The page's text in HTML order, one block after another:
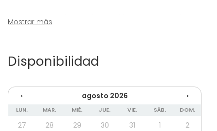
Masia Ventanell es un lugar idóneo para reuniones
de empresa, familiares o de grupos que buscan un
- Reuniones de empresa
- Bodas íntimas
- Reuniones familiares
- Rodajes/photo shooting
Mostrar más
Disponibilidad
‹ agosto 2026 ›
LUN. MAR. MIÉ. JUE. VIE. SÁB. DOM.
27 28 29 30 31 1
2